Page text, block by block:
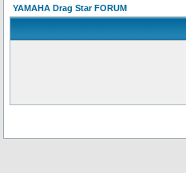
YAMAHA Drag Star FORUM